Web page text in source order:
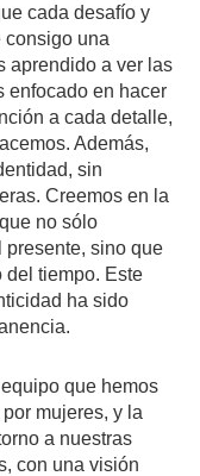
cada desafío y
consigo una
aprendido a ver las
enfocado en hacer
a cada detalle,
Además,
sin
Creemos en la
no sólo
presente, sino que
del tiempo. Este
ha sido
que hemos
mujeres, y la
a nuestras
con una visión